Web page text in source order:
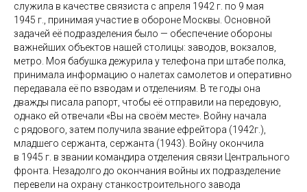
служила в качестве связиста с апреля 1942 г. по 9 мая
1945 г., принимая участие в обороне Москвы. Основной
задачей её подразделения было — обеспечение обороны
важнейших объектов нашей столицы: заводов, вокзалов,
метро. Моя бабушка дежурила у телефона при штабе полка,
принимала информацию о налетах самолетов и оперативно
передавала её по взводам и отделениям. В те годы она
дважды писала рапорт, чтобы её отправили на передовую,
однако ей отвечали «Вы на своём месте». Войну начала
с рядового, затем получила звание ефрейтора (1942г.),
младшего сержанта, сержанта (1943). Войну окончила
в 1945 г. в звании командира отделения связи Центрального
фронта. Незадолго до окончания войны их подразделение
перевели на охрану станкостроительного завода